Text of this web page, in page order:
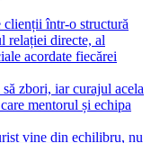
într-o structură
relației directe, al
acordate fiecărei
zbori, iar curajul acela
mentorul și echipa
vine din echilibru, nu